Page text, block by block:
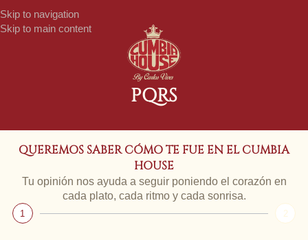
Skip to navigation
Skip to main content
PQRS
QUEREMOS SABER CÓMO TE FUE EN EL CUMBIA
HOUSE
Tu opinión nos ayuda a seguir poniendo el corazón en
cada plato, cada ritmo y cada sonrisa.
1 2